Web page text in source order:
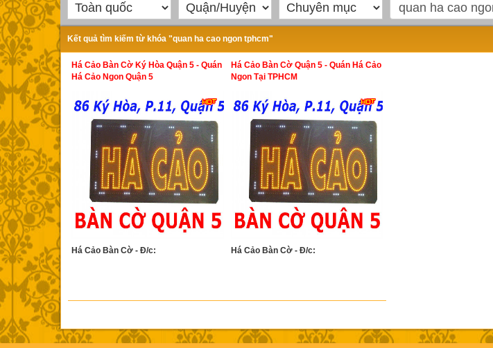
Kết quả tìm kiếm từ khóa "quan ha cao ngon tphcm"
Há Cảo Bàn Cờ Ký Hòa Quận 5 - Quán
Há Cảo Ngon Quận 5
Há Cảo Bàn Cờ - Đ/c:
Há Cảo Bàn Cờ Quận 5 - Quán Há Cảo
Ngon Tại TPHCM
Há Cảo Bàn Cờ - Đ/c: